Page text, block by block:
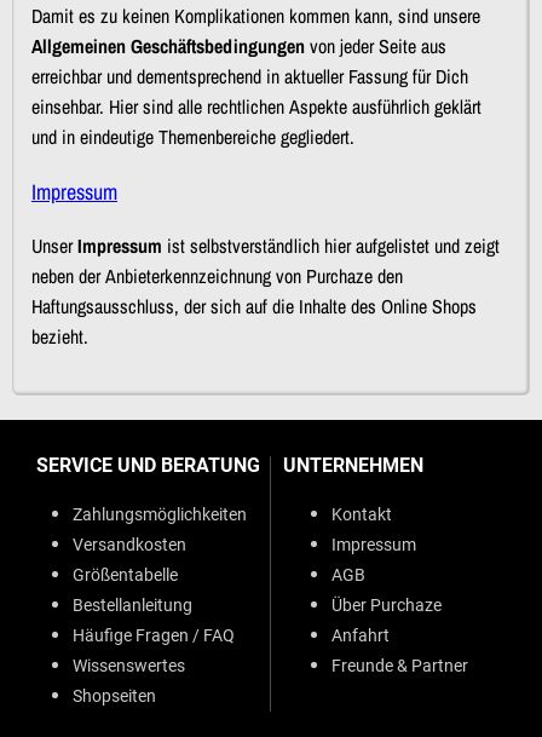
Damit es zu keinen Komplikationen kommen kann, sind unsere
Allgemeinen Geschäftsbedingungenvon jeder Seite aus
erreichbar und dementsprechend in aktueller Fassung für Dich
einsehbar. Hier sind alle rechtlichen Aspekte ausführlich geklärt
und in eindeutige Themenbereiche gegliedert.
Impressum
UnserImpressum ist selbstverständlich hier aufgelistet und zeigt
neben der Anbieterkennzeichnung von Purchaze den
Haftungsausschluss, der sich auf die Inhalte des Online Shops
bezieht.
SERVICE UND BERATUNG
Zahlungsmöglichkeiten
Versandkosten
Größentabelle
Bestellanleitung
Häufige Fragen / FAQ
Wissenswertes
Shopseiten
UNTERNEHMEN
Kontakt
Impressum
AGB
Über Purchaze
Anfahrt
Freunde & Partner